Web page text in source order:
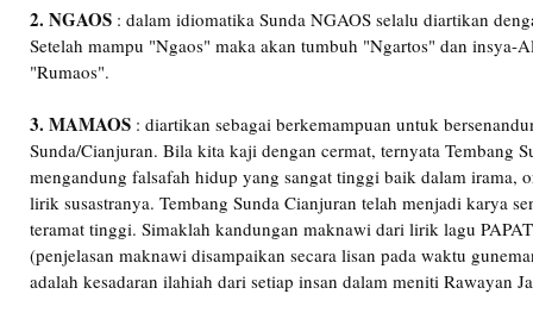
2. NGAOS : dalam idiomatika Sunda NGAOS selalu diartikan
Setelah mampu "Ngaos" maka akan tumbuh "Ngartos" dan insya-
"Rumaos".
3. MAMAOS : diartikan sebagai berkemampuan untuk
Sunda/Cianjuran. Bila kita kaji dengan cermat, ternyata Tembang
mengandung falsafah hidup yang sangat tinggi baik dalam irama,
lirik susastranya. Tembang Sunda Cianjuran telah menjadi karya
teramat tinggi. Simaklah kandungan maknawi dari lirik lagu
(penjelasan maknawi disampaikan secara lisan pada waktu
adalah kesadaran ilahiah dari setiap insan dalam meniti Rawayan